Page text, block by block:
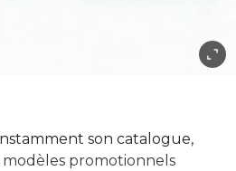
son catalogue,
modèles promotionnels